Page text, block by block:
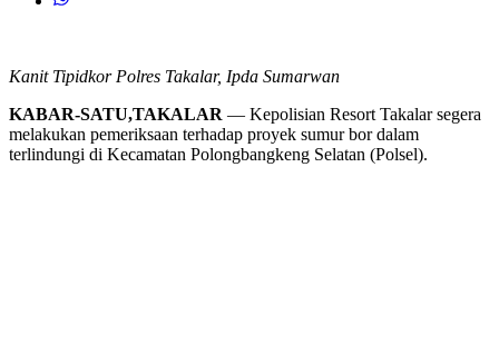
Kanit Tipidkor Polres Takalar, Ipda Sumarwan
KABAR-SATU,TAKALAR — Kepolisian Resort Takalar segera
melakukan pemeriksaan terhadap proyek sumur bor dalam
terlindungi di Kecamatan Polongbangkeng Selatan (Polsel).